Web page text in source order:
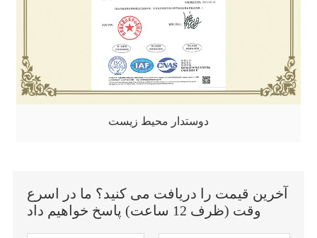
دوستدار محیط زیست
آخرین قیمت را دریافت می کنید؟ ما در اسرع
وقت (ظرف 12 ساعت) پاسخ خواهیم داد